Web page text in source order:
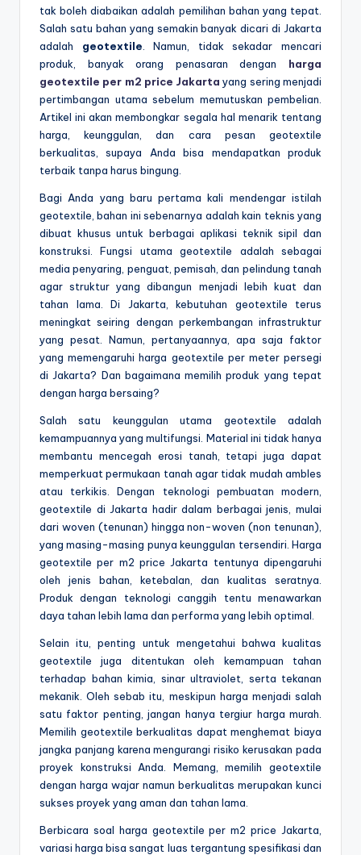
tak boleh diabaikan adalah pemilihan bahan yang tepat.
Salah satu bahan yang semakin banyak dicari di Jakarta
adalah geotextile . Namun, tidak sekadar mencari
produk, banyak orang penasaran dengan harga
geotextile per m2 price Jakarta yang sering menjadi
pertimbangan utama sebelum memutuskan pembelian.
Artikel ini akan membongkar segala hal menarik tentang
harga, keunggulan, dan cara pesan geotextile
berkualitas, supaya Anda bisa mendapatkan produk
terbaik tanpa harus bingung.
Bagi Anda yang baru pertama kali mendengar istilah
geotextile, bahan ini sebenarnya adalah kain teknis yang
dibuat khusus untuk berbagai aplikasi teknik sipil dan
konstruksi. Fungsi utama geotextile adalah sebagai
media penyaring, penguat, pemisah, dan pelindung tanah
agar struktur yang dibangun menjadi lebih kuat dan
tahan lama. Di Jakarta, kebutuhan geotextile terus
meningkat seiring dengan perkembangan infrastruktur
yang pesat. Namun, pertanyaannya, apa saja faktor
yang memengaruhi harga geotextile per meter persegi
di Jakarta? Dan bagaimana memilih produk yang tepat
dengan harga bersaing?
Salah satu keunggulan utama geotextile adalah
kemampuannya yang multifungsi. Material ini tidak hanya
membantu mencegah erosi tanah, tetapi juga dapat
memperkuat permukaan tanah agar tidak mudah ambles
atau terkikis. Dengan teknologi pembuatan modern,
geotextile di Jakarta hadir dalam berbagai jenis, mulai
dari woven (tenunan) hingga non-woven (non tenunan),
yang masing-masing punya keunggulan tersendiri. Harga
geotextile per m2 price Jakarta tentunya dipengaruhi
oleh jenis bahan, ketebalan, dan kualitas seratnya.
Produk dengan teknologi canggih tentu menawarkan
daya tahan lebih lama dan performa yang lebih optimal.
Selain itu, penting untuk mengetahui bahwa kualitas
geotextile juga ditentukan oleh kemampuan tahan
terhadap bahan kimia, sinar ultraviolet, serta tekanan
mekanik. Oleh sebab itu, meskipun harga menjadi salah
satu faktor penting, jangan hanya tergiur harga murah.
Memilih geotextile berkualitas dapat menghemat biaya
jangka panjang karena mengurangi risiko kerusakan pada
proyek konstruksi Anda. Memang, memilih geotextile
dengan harga wajar namun berkualitas merupakan kunci
sukses proyek yang aman dan tahan lama.
Berbicara soal harga geotextile per m2 price Jakarta,
variasi harga bisa sangat luas tergantung spesifikasi dan